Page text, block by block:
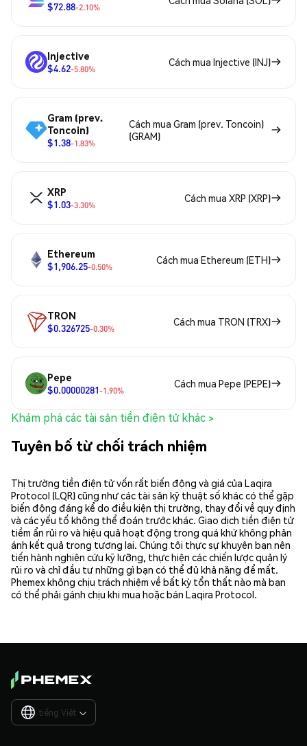
$72.88-2.10%
Injective
$4.62-5.80%
Cách mua Injective (INJ)
Gram (prev.
Toncoin)
$1.38-1.83%
Cách mua Gram (prev. Toncoin)
(GRAM)
XRP
$1.03-3.30%
Cách mua XRP (XRP)
Ethereum
$1,906.25-0.50%
Cách mua Ethereum (ETH)
TRON
$0.326725-0.30%
Cách mua TRON (TRX)
Pepe
$0.00000281-1.90%
Cách mua Pepe (PEPE)
Khám phá các tài sản tiền điện tử khác >
Tuyên bố từ chối trách nhiệm
Thị trường tiền điện tử vốn rất biến động và giá của Laqira
Protocol (LQR) cũng như các tài sản kỹ thuật số khác có thể gặp
biến động đáng kể do điều kiện thị trường, thay đổi về quy định
và các yếu tố không thể đoán trước khác. Giao dịch tiền điện tử
tiềm ẩn rủi ro và hiệu quả hoạt động trong quá khứ không phản
ánh kết quả trong tương lai. Chúng tôi thực sự khuyên bạn nên
tiến hành nghiên cứu kỹ lưỡng, thực hiện các chiến lược quản lý
rủi ro và chỉ đầu tư những gì bạn có thể đủ khả năng để mất.
Phemex không chịu trách nhiệm về bất kỳ tổn thất nào mà bạn
có thể phải gánh chịu khi mua hoặc bán Laqira Protocol.
tiếng Việt 